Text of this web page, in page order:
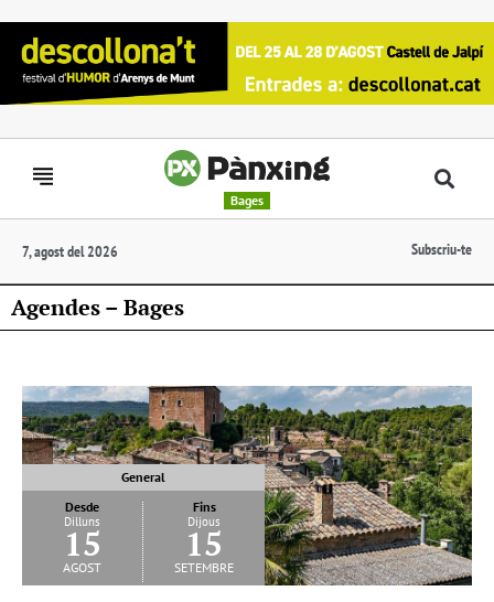
Bages
7, agost del 2026 Subscriu-te
Agendes – Bages
General
Desde
Dilluns
15
agost
Fins
Dijous
15
setembre